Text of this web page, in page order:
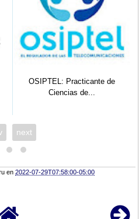
OSIPTEL: Practicante de
Ciencias de...
next
en2022-07-29T07:58:00-05:00